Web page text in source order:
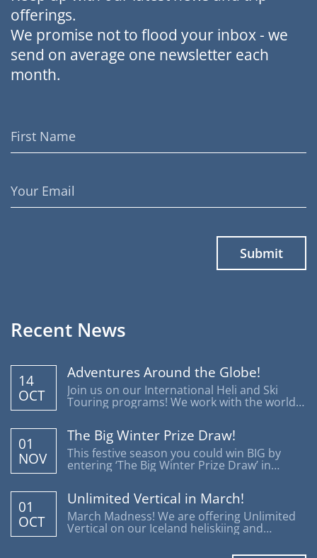
offerings.
We promise not to flood your inbox - we
send on average one newsletter each
month.
Name
Address
Recent News
14
OCT
Adventures Around the Globe!
Join us on our International Heli and Ski
Touring programs! We work with the world's
around the globe.
01
NOV
The Big Winter Prize Draw!
This festive season you could win BIG by
entering ‘The Big Winter Prize Draw’ in
01
OCT
Unlimited Vertical in March!
March Madness! We are offering Unlimited
Vertical on our Iceland heliskiing and